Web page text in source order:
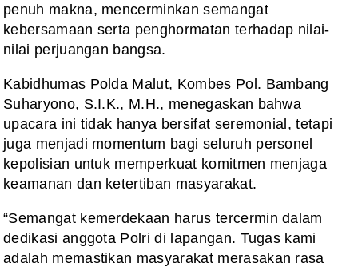
penuh makna, mencerminkan semangat
kebersamaan serta penghormatan terhadap nilai-
nilai perjuangan bangsa.
Kabidhumas Polda Malut, Kombes Pol. Bambang
Suharyono, S.I.K., M.H., menegaskan bahwa
upacara ini tidak hanya bersifat seremonial, tetapi
juga menjadi momentum bagi seluruh personel
kepolisian untuk memperkuat komitmen menjaga
keamanan dan ketertiban masyarakat.
“Semangat kemerdekaan harus tercermin dalam
dedikasi anggota Polri di lapangan. Tugas kami
adalah memastikan masyarakat merasakan rasa